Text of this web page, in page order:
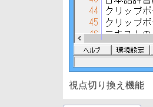
視点切り換え機能